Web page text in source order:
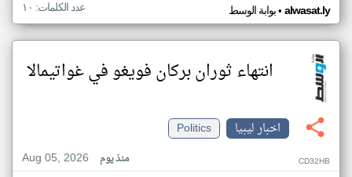
بوابة الوسط• alwasat.ly عدد الكلمات: ١٠
انتهاء ثوران بركان فويغو في غواتيمالا
اخبار ليبيا
Politics
Aug 05, 2026
منذ يوم CD32HB